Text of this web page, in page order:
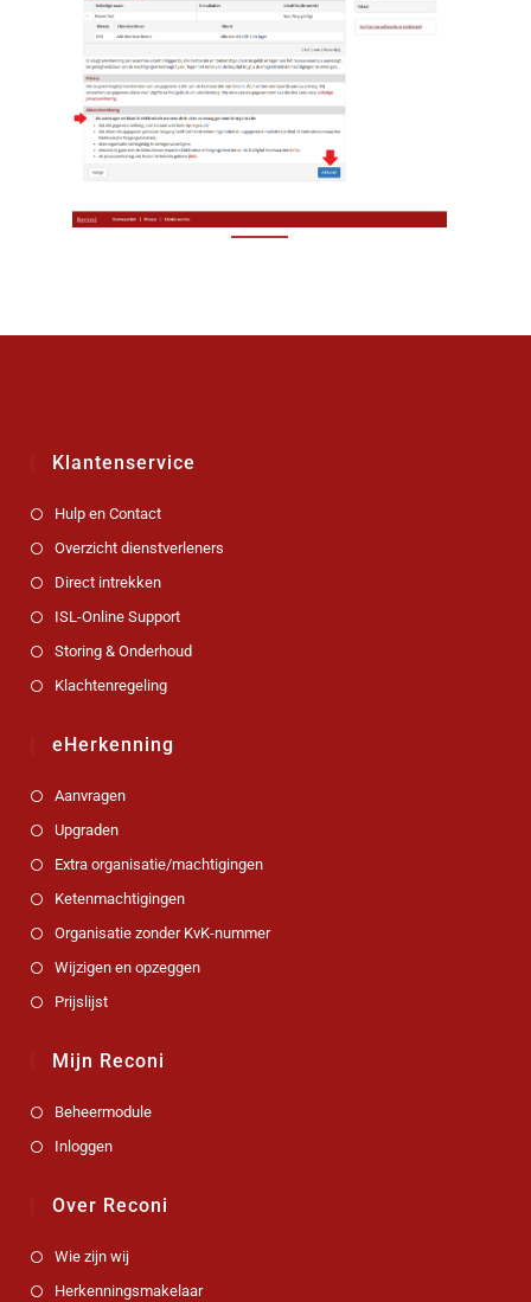
Klantenservice
Hulp en Contact
Overzicht dienstverleners
Direct intrekken
ISL-Online Support
Storing & Onderhoud
Klachtenregeling
eHerkenning
Aanvragen
Upgraden
Extra organisatie/machtigingen
Ketenmachtigingen
Organisatie zonder KvK-nummer
Wijzigen en opzeggen
Prijslijst
Mijn Reconi
Beheermodule
Inloggen
Over Reconi
Wie zijn wij
Herkenningsmakelaar